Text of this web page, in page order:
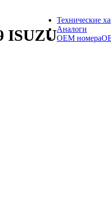
ISUZU
Технические
Аналоги
OEM номера